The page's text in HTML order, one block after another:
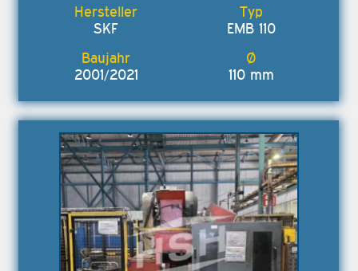
SKF EMB 110
2001/2021 110 mm